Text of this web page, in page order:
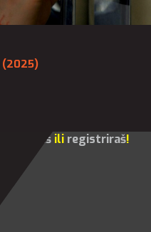
(2025)
prijaviš ili registriraš!